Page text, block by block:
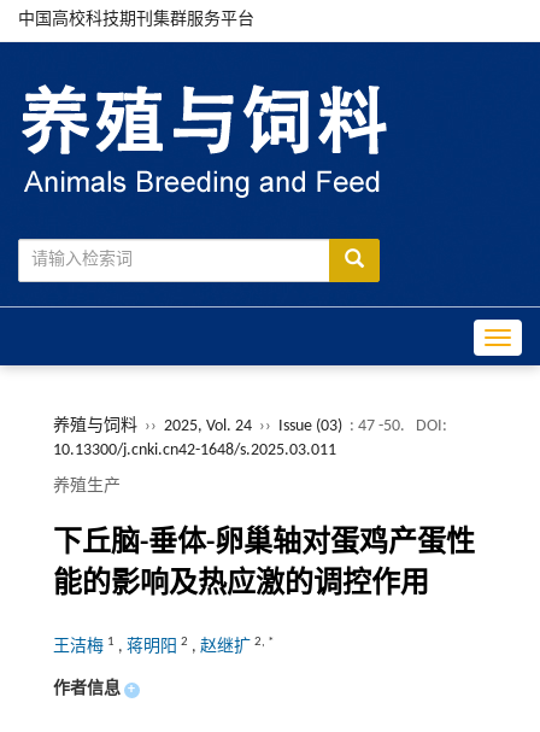
中国高校科技期刊集群服务平台
养殖与饲料 ›› 2025, Vol. 24 ›› Issue (03) : 47 -50.
DOI:
10.13300/j.cnki.cn42-1648/s.2025.03.011
养殖生产
下丘脑-垂体-卵巢轴对蛋鸡产蛋性
能的影响及热应激的调控作用
王洁梅 1 , 蒋明阳 2 , 赵继扩 2, *
作者信息 +